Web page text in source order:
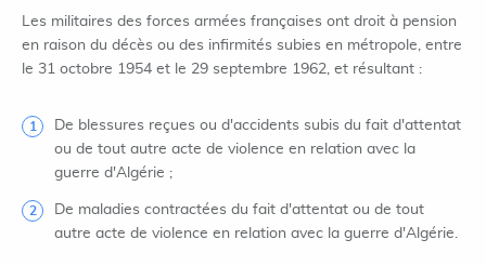
Les militaires des forces armées françaises ont droit à pension
en raison du décès ou des infirmités subies en métropole, entre
le 31 octobre 1954 et le 29 septembre 1962, et résultant :
De blessures reçues ou d'accidents subis du fait d'attentat
ou de tout autre acte de violence en relation avec la
guerre d'Algérie ;
De maladies contractées du fait d'attentat ou de tout
autre acte de violence en relation avec la guerre d'Algérie.